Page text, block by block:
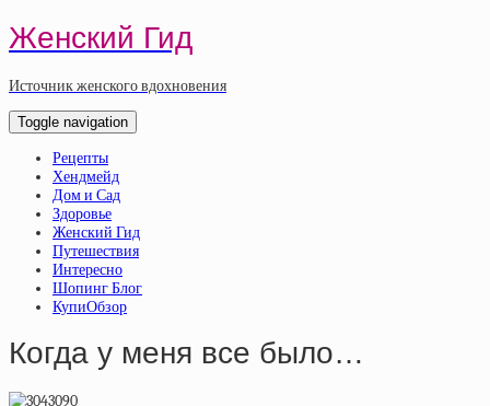
Женский Гид
Источник женского вдохновения
Toggle navigation
Рецепты
Хендмейд
Дом и Сад
Здоровье
Женский Гид
Путешествия
Интересно
Шопинг Блог
КупиОбзор
Когда у меня все было…